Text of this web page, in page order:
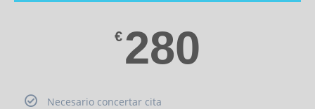
€ 280
Necesario concertar cita